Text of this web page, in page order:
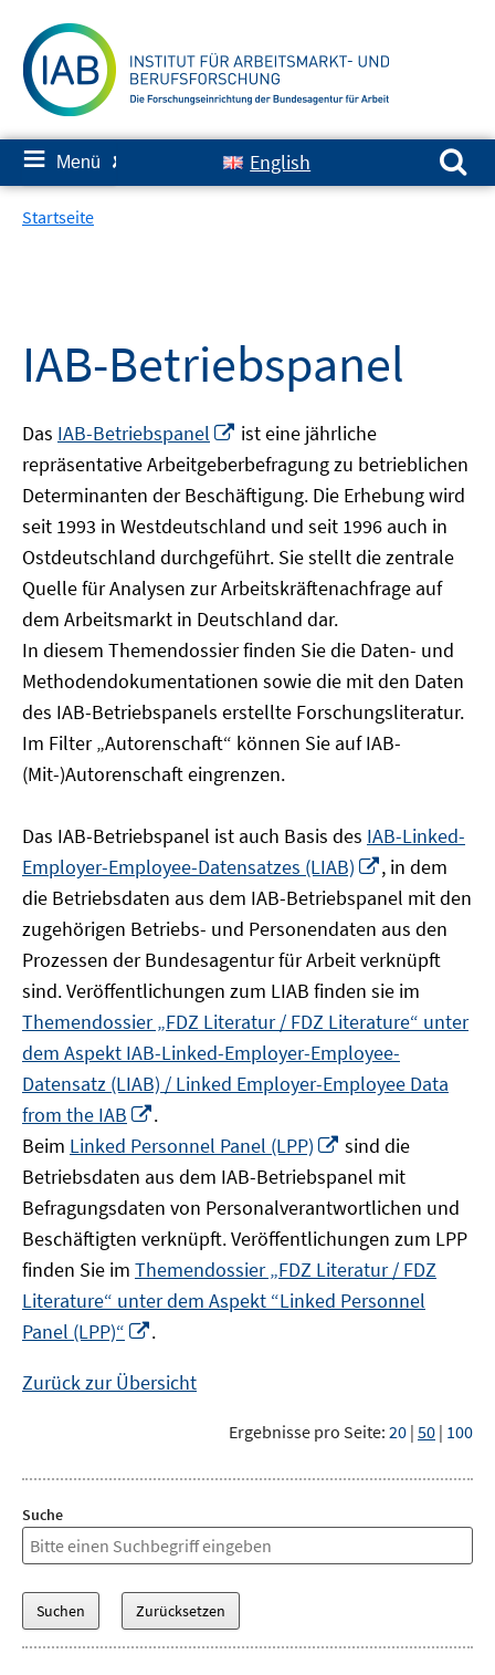
zum
Inhalt
≡ Menü ✘ English
Suchen nach:
Startseite
IAB-Betriebspanel
Das IAB-Betriebspanel
In
neuem
Fenster
öffnen
ist eine jährliche
repräsentative Arbeitgeberbefragung zu betrieblichen
Determinanten der Beschäftigung. Die Erhebung wird
seit 1993 in Westdeutschland und seit 1996 auch in
Ostdeutschland durchgeführt. Sie stellt die zentrale
Quelle für Analysen zur Arbeitskräftenachfrage auf
dem Arbeitsmarkt in Deutschland dar.
In diesem Themendossier finden Sie die Daten- und
Methodendokumentationen sowie die mit den Daten
des IAB-Betriebspanels erstellte Forschungsliteratur.
Im Filter „Autorenschaft“ können Sie auf IAB-
(Mit-)Autorenschaft eingrenzen.
Das IAB-Betriebspanel ist auch Basis des IAB-Linked-
Employer-Employee-Datensatzes (LIAB)
In
neuem
Fenster
öffnen
, in dem
die Betriebsdaten aus dem IAB-Betriebspanel mit den
zugehörigen Betriebs- und Personendaten aus den
Prozessen der Bundesagentur für Arbeit verknüpft
sind. Veröffentlichungen zum LIAB finden sie im
Themendossier „FDZ Literatur / FDZ Literature“ unter
dem Aspekt IAB-Linked-Employer-Employee-
Datensatz (LIAB) / Linked Employer-Employee Data
from the IAB
neuem
Fenster
öffnen
.
Beim Linked Personnel Panel (LPP)
In
neuem
Fenster
öffnen
sind die
Betriebsdaten aus dem IAB-Betriebspanel mit
Befragungsdaten von Personalverantwortlichen und
Beschäftigten verknüpft. Veröffentlichungen zum LPP
finden Sie im Themendossier „FDZ Literatur / FDZ
Literature“ unter dem Aspekt “Linked Personnel
Panel (LPP)“
Fenster
.
Zurück zur Übersicht
Ergebnisse pro Seite: 20 | 50 | 100
Suche